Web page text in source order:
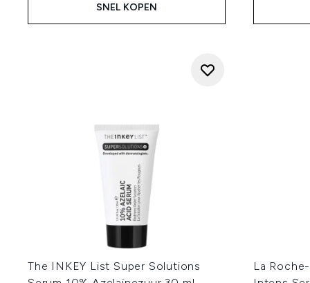
SNEL KOPEN
The INKEY List Super Solutions
La